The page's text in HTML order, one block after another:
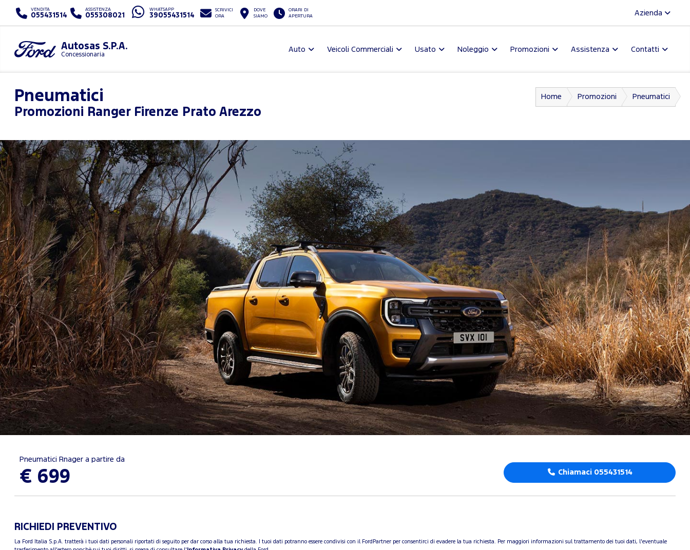
VENDITA
055431514
ASSISTENZA
055308021
WHATSAPP
39055431514
SCRIVICI
ORA
DOVE
SIAMO
ORARI DI
APERTURA
Azienda
Autosas S.P.A.
Concessionaria
Auto Veicoli Commerciali Usato Noleggio Promozioni Assistenza Contatti
Pneumatici
Promozioni Ranger Firenze Prato Arezzo
Home Promozioni Pneumatici
Pneumatici Rnager a partire da
€ 699 Chiamaci 055431514
RICHIEDI PREVENTIVO
La Ford Italia S.p.A. tratterà i tuoi dati personali riportati di seguito per dar corso alla tua richiesta. I tuoi dati potranno essere condivisi con il FordPartner per consentirci di evadere la tua richiesta. Per maggiori informazioni sul trattamento dei tuoi dati, l'eventuale